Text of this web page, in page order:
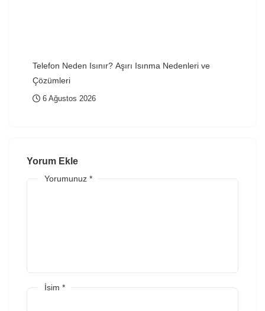
Telefon Neden Isınır? Aşırı Isınma Nedenleri ve
Çözümleri
6 Ağustos 2026
Yorum Ekle
Yorumunuz *
İsim *